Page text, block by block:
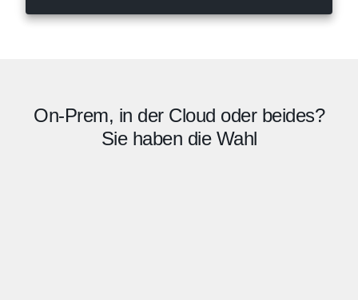
On-Prem, in der Cloud oder beides?
Sie haben die Wahl